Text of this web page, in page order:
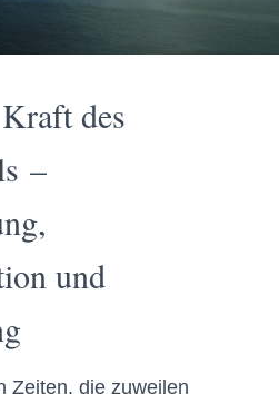
des
–
und
Zeiten, die zuweilen